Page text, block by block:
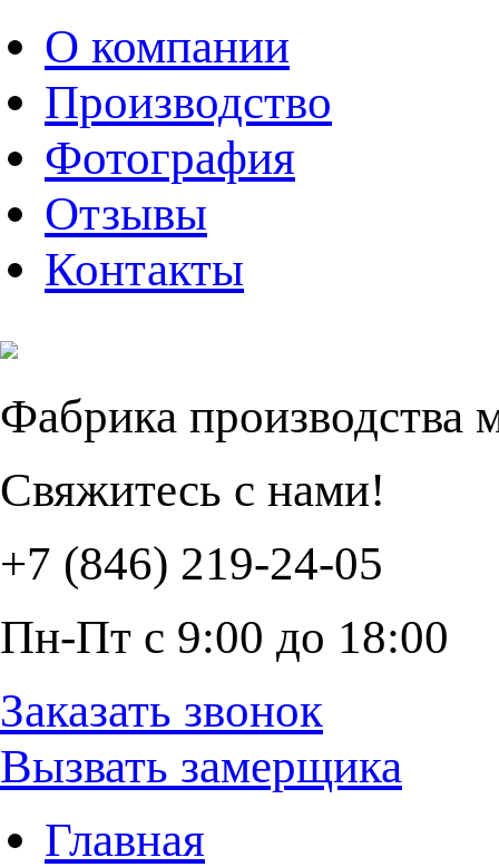
О компании
Производство
Фотография
Отзывы
Контакты
Фабрика производства
Свяжитесь с нами!
+7 (846) 219-24-05
Пн-Пт с 9:00 до 18:00
Заказать звонок
Вызвать замерщика
Главная